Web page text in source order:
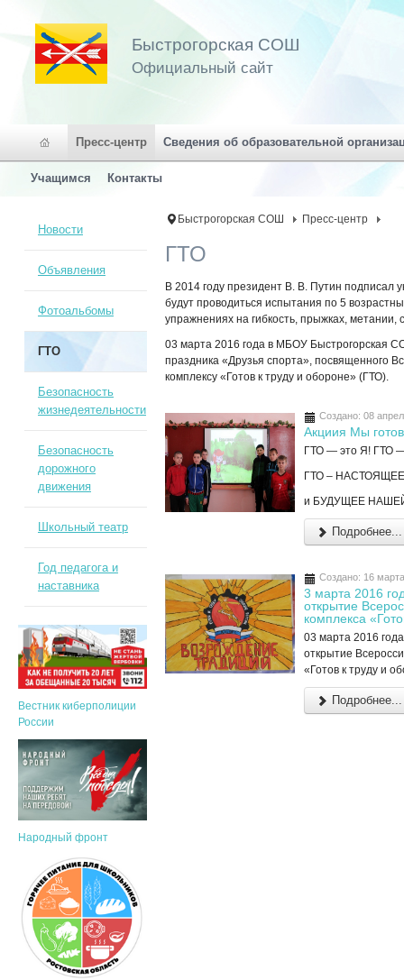
Быстрогорская СОШ
Официальный сайт
Пресс-центр Сведения об образовательной
Учащимся Контакты
Быстрогорская СОШ Пресс-центр
ГТО
В 2014 году президент В. В. Путин подписал
будут проводиться испытания по 5
упражнениях на гибкость, прыжках, метании,
03 марта 2016 года в МБОУ Быстрогорская
праздника «Друзья спорта», посвященного
комплексу «Готов к труду и обороне» (ГТО).
Создано: 08
Акциия Мы
ГТО — это Я! ГТО
ГТО –
и БУДУЩЕЕ
Подробнее...
Создано: 16
3 марта 2016
открытие
комплекса
03 марта 2016
открытие
«Готов к труду и
Подробнее...
Новости
Объявления
Фотоальбомы
ГТО
Безопасность
жизнедеятельности
Безопасность
дорожного
движения
Школьный театр
Год педагога и
наставника
Вестник киберполиции
России
Народный фронт